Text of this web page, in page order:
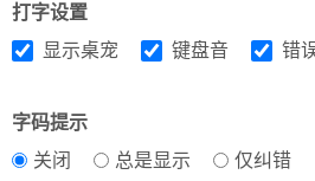
打字设置
显示桌宠
键盘音 错
字码提示
关闭
总是显示 仅纠错